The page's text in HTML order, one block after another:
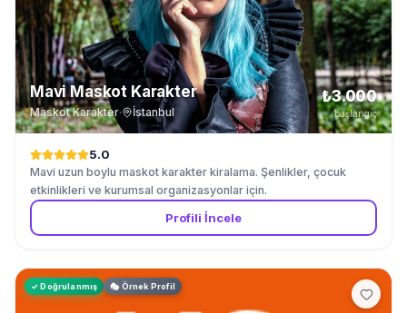
Mavi Maskot Karakter
Maskot Karakter· İstanbul
₺3.000
başlangıç
5.0
Mavi uzun boylu maskot karakter kiralama. Şenlikler, çocuk
etkinlikleri ve kurumsal organizasyonlar için.
Profili İncele
✓ Doğrulanmış 🎭 Örnek Profil